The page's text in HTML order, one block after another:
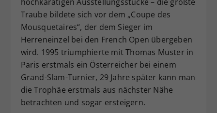
Traube bildete sich vor dem „Coupe des
Mousquetaires“, der dem Sieger im
Herreneinzel bei den French Open übergeben
wird. 1995 triumphierte mit Thomas Muster in
Paris erstmals ein Österreicher bei einem
Grand-Slam-Turnier, 29 Jahre später kann man
die Trophäe erstmals aus nächster Nähe
betrachten und sogar ersteigern.